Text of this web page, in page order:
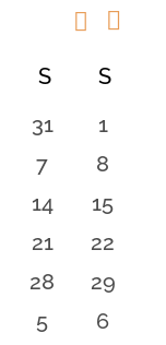
Suche
Suche
Monat
FREITAG
SSAMSTAG
S
0
31
0
1
0
7
0
8
0
14
0
15
0
21
0
22
0
28
0
29
0
5
0
6